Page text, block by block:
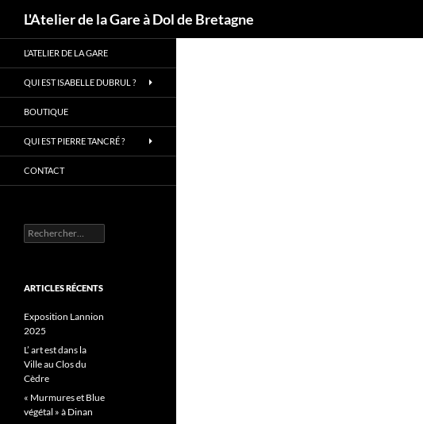
Aller
au
contenu
L'Atelier de la Gare à Dol de Bretagne
L’ATELIER DE LA GARE
QUI EST ISABELLE DUBRUL ?
BOUTIQUE
QUI EST PIERRE TANCRÉ ?
CONTACT
Rechercher :
ARTICLES RÉCENTS
Exposition Lannion
2025
L’ art est dans la
Ville au Clos du
Cèdre
« Murmures et Blue
végétal » à Dinan